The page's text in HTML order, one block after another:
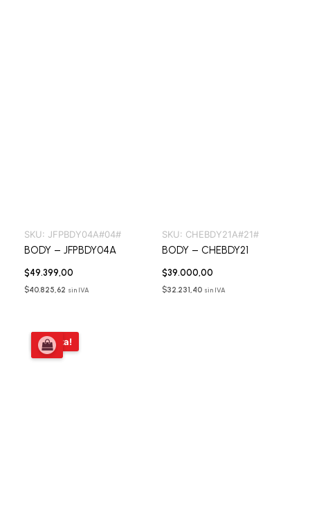
SKU: JFPBDY04A#04#
BODY – JFPBDY04A
$49.399,00
$40.825,62 sin IVA
SKU: CHEBDY21A#21#
BODY – CHEBDY21
$39.000,00
$32.231,40 sin IVA
¡Oferta!